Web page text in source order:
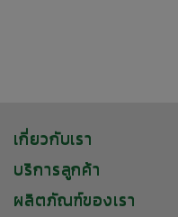
เกี่ยวกับเรา
บริการลูกค้า
ผลิตภัณฑ์ของเรา